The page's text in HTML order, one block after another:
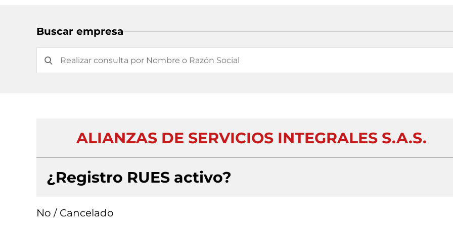
Buscar empresa
ALIANZAS DE SERVICIOS INTEGRALES S.A.S.
¿Registro RUES activo?
No / Cancelado